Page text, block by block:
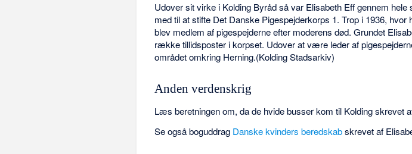
Udover sit virke i Kolding Byråd så var Elisabeth Eff gennem
med til at stifte Det Danske Pigespejderkorps 1. Trop i 1936,
blev medlem af pigespejderne efter moderens død. Grundet
række tillidsposter i korpset. Udover at være leder af
området omkring Herning.(Kolding Stadsarkiv)
Anden verdenskrig
Læs beretningen om, da de hvide busser kom til Kolding skrevet
Se også boguddrag Danske kvinders beredskabskrevet af